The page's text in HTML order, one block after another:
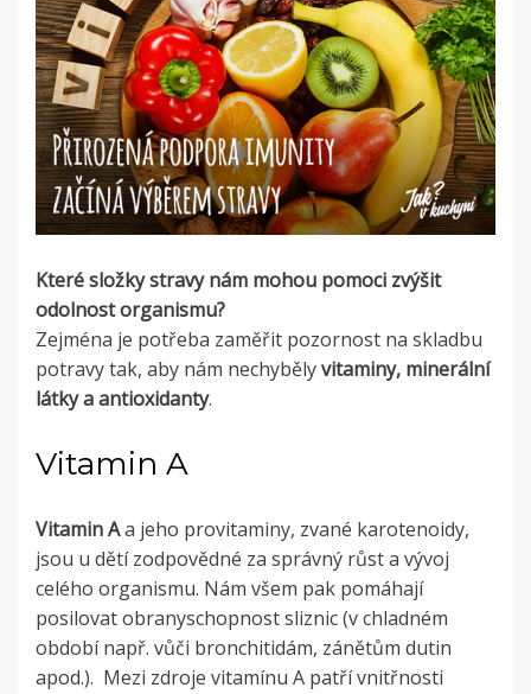
Které složky stravy nám mohou pomoci zvýšit
odolnost organismu?
Zejména je potřeba zaměřit pozornost na skladbu
potravy tak, aby nám nechybělyvitaminy, minerální
látky a antioxidanty.
Vitamin A
Vitamin Aa jeho provitaminy, zvané karotenoidy,
jsou u dětí zodpovědné za správný růst a vývoj
celého organismu. Nám všem pak pomáhají
posilovat obranyschopnost sliznic (v chladném
období např. vůči bronchitidám, zánětům dutin
apod.). Mezi zdroje vitamínu A patří vnitřnosti